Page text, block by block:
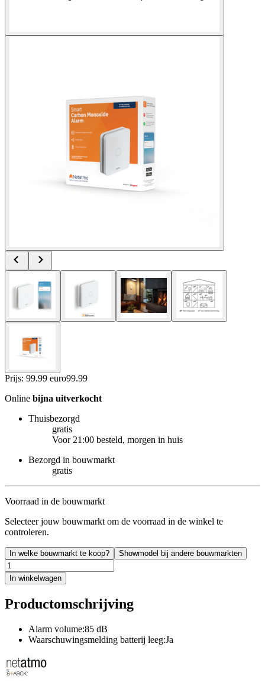
Prijs: 99.99 euro99.99
Online bijna uitverkocht
Thuisbezorgd
gratis
Voor 21:00 besteld, morgen in huis
Bezorgd in bouwmarkt
gratis
Voorraad in de bouwmarkt
Selecteer jouw bouwmarkt om de voorraad in de winkel te
controleren.
In welke bouwmarkt te koop? Showmodel bij andere bouwmarkten
In winkelwagen
Productomschrijving
Alarm volume:85 dB
Waarschuwingsmelding batterij leeg:Ja